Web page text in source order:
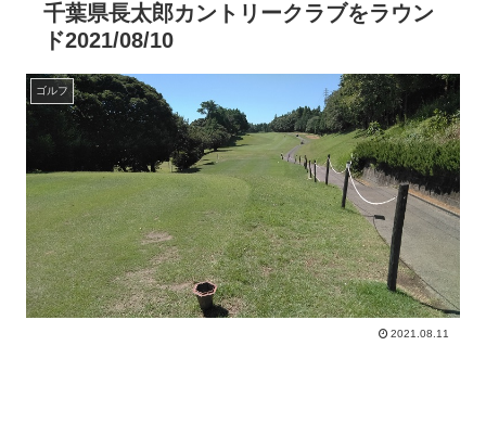
千葉県長太郎カントリークラブをラウン
ド2021/08/10
ゴルフ
2021.08.11